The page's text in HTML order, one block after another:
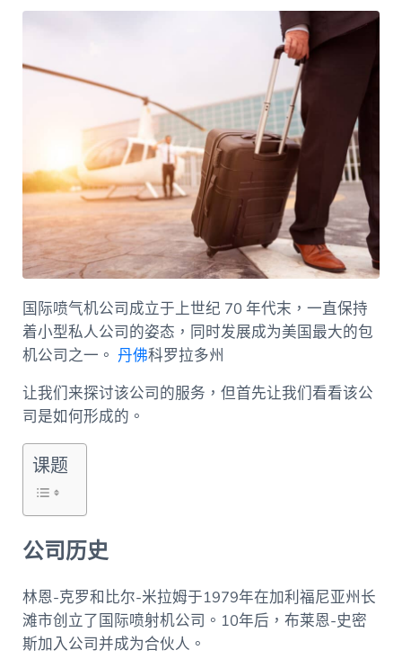
国际喷气机公司成立于上世纪 70 年代末，一直保持
着小型私人公司的姿态，同时发展成为美国最大的包
机公司之一。 丹佛科罗拉多州
让我们来探讨该公司的服务，但首先让我们看看该公
司是如何形成的。
课题
公司历史
林恩-克罗和比尔-米拉姆于1979年在加利福尼亚州长
滩市创立了国际喷射机公司。10年后，布莱恩-史密
斯加入公司并成为合伙人。